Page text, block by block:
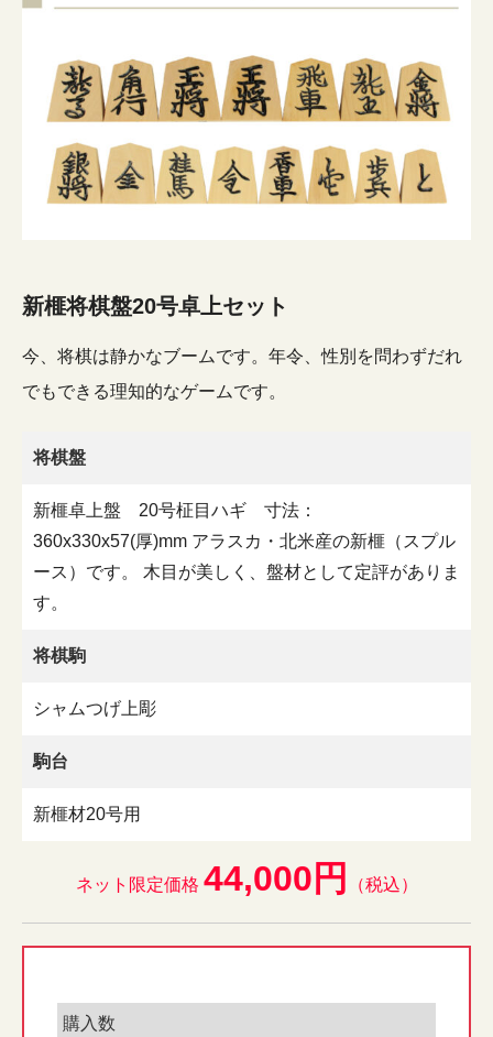
新榧将棋盤20号卓上セット
今、将棋は静かなブームです。年令、性別を問わずだれ
でもできる理知的なゲームです。
将棋盤
新榧卓上盤 20号柾目ハギ 寸法：
360x330x57(厚)mm アラスカ・北米産の新榧（スプル
ース）です。 木目が美しく、盤材として定評がありま
す。
将棋駒
シャムつげ上彫
駒台
新榧材20号用
ネット限定価格 44,000円 （税込）
購入数